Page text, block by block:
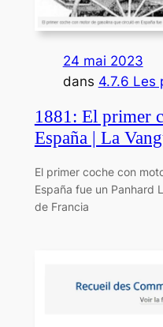
24 mai 2023
dans 4.7.6 Les
1881: El primer
España | La
El primer coche con
España fue un Panhard
de Francia